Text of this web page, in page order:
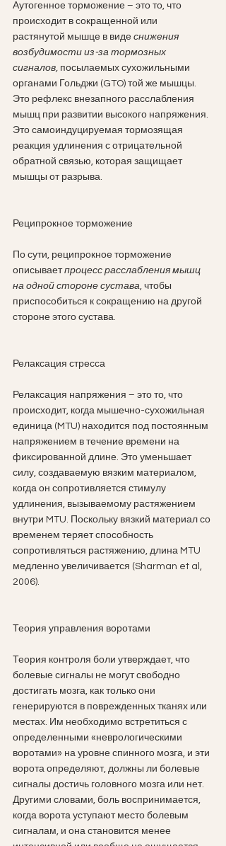
Аутогенное торможение – это то, что
происходит в сокращенной или
растянутой мышце в виде снижения
возбудимости из-за тормозных
сигналов, посылаемых сухожильными
органами Гольджи (GTO) той же мышцы.
Это рефлекс внезапного расслабления
мышц при развитии высокого напряжения.
Это самоиндуцируемая тормозящая
реакция удлинения с отрицательной
обратной связью, которая защищает
мышцы от разрыва.
Реципрокное торможение
По сути, реципрокное торможение
описывает процесс расслабления мышц
на одной стороне сустава, чтобы
приспособиться к сокращению на другой
стороне этого сустава.
Релаксация стресса
Релаксация напряжения – это то, что
происходит, когда мышечно-сухожильная
единица (MTU) находится под постоянным
напряжением в течение времени на
фиксированной длине. Это уменьшает
силу, создаваемую вязким материалом,
когда он сопротивляется стимулу
удлинения, вызываемому растяжением
внутри MTU. Поскольку вязкий материал со
временем теряет способность
сопротивляться растяжению, длина MTU
медленно увеличивается (Sharman et al,
2006).
Теория управления воротами
Теория контроля боли утверждает, что
болевые сигналы не могут свободно
достигать мозга, как только они
генерируются в поврежденных тканях или
местах. Им необходимо встретиться с
определенными «неврологическими
воротами» на уровне спинного мозга, и эти
ворота определяют, должны ли болевые
сигналы достичь головного мозга или нет.
Другими словами, боль воспринимается,
когда ворота уступают место болевым
сигналам, и она становится менее